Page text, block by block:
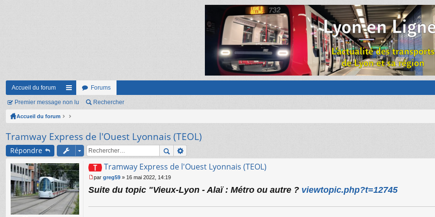
Accueil du forum
ac
co
ci
s
Forums
Premier message non lu Rechercher
Accueil du forum
Tramway Express de l'Ouest Lyonnais (TEOL)
Répondre
Tramway Express de l'Ouest Lyonnais (TEOL)
e
par greg59 » 16 mai 2022, 14:19
Suite du topic "Vieux-Lyon - Alaï : Métro ou autre ? viewtopic.php?t=12745